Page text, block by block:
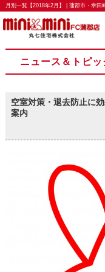
ニュース＆トピッ
空室対策・退去防止に
案内